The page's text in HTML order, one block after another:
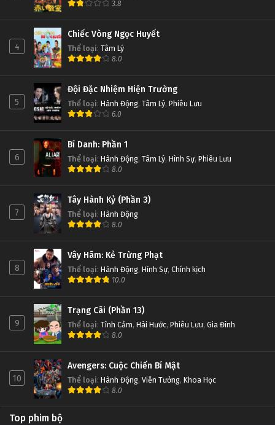
3.8
4
Chiếc Vòng Ngọc Huyết
Thể loại: Tâm Lý
8.0
5
Đội Đặc Nhiệm Hiện Trường
Thể loại: Hành Động, Tâm Lý, Phiêu Lưu
6.0
6
Bí Danh: Phần 1
Thể loại: Hành Động, Tâm Lý, Hình Sự, Phiêu Lưu
8.0
7
Tây Hành Kỷ (Phần 3)
Thể loại: Hành Động
8.0
8
Vây Hãm: Kẻ Trừng Phạt
Thể loại: Hành Động, Hình Sự, Chính kịch
10.0
9
Trạng Cãi (Phần 13)
Thể loại: Tình Cảm, Hài Hước, Phiêu Lưu, Gia Đình
8.0
10
Avengers: Cuộc Chiến Bí Mật
Thể loại: Hành Động, Viễn Tưởng, Khoa Học
8.0
Top phim bộ